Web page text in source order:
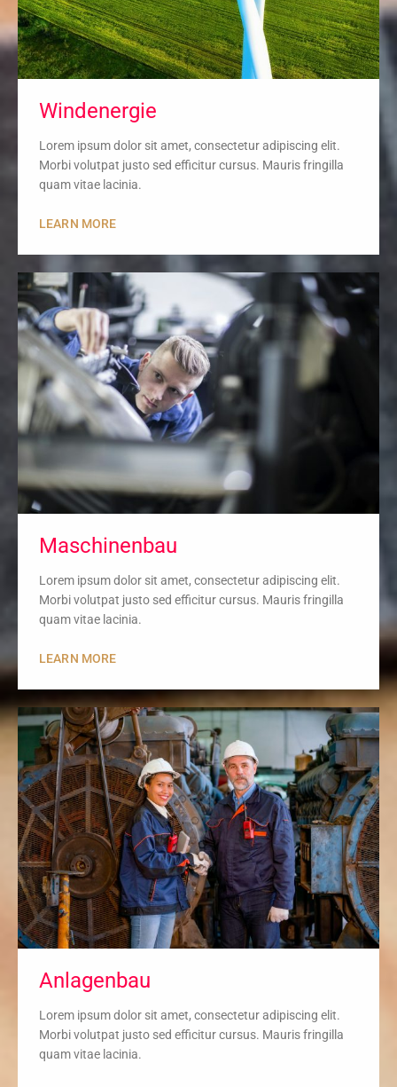
Windenergie
Lorem ipsum dolor sit amet, consectetur adipiscing elit.
Morbi volutpat justo sed efficitur cursus. Mauris fringilla
quam vitae lacinia.
LEARN MORE
Maschinenbau
Lorem ipsum dolor sit amet, consectetur adipiscing elit.
Morbi volutpat justo sed efficitur cursus. Mauris fringilla
quam vitae lacinia.
LEARN MORE
Anlagenbau
Lorem ipsum dolor sit amet, consectetur adipiscing elit.
Morbi volutpat justo sed efficitur cursus. Mauris fringilla
quam vitae lacinia.